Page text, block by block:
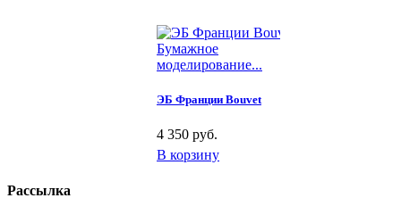
Бумажное
моделирование...
ЭБ Франции Bouvet
4 350 руб.
В корзину
Рассылка